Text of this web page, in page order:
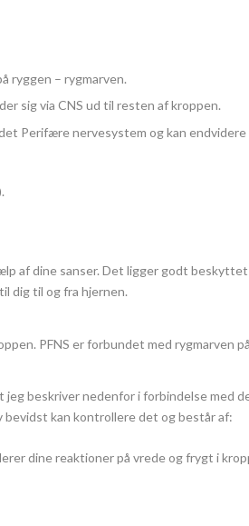
ryggen – rygmarven.
sig via CNS ud til resten af kroppen.
Perifære nervesystem og kan endvidere
af dine sanser. Det ligger godt
dig til og fra hjernen.
PFNS er forbundet med
beskriver nedenfor i forbindelse med
bevidst kan kontrollere det og består af:
dine reaktioner på vrede og frygt i